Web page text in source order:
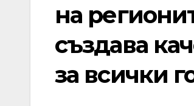
на
създава
за всички